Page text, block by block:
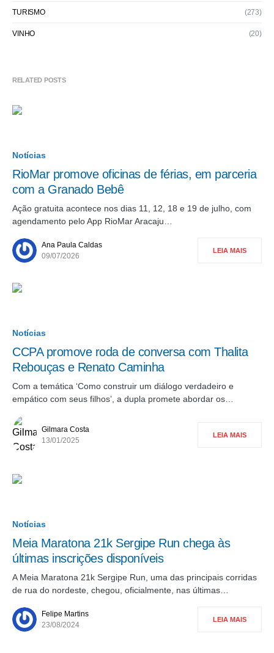
TURISMO (273)
VINHO (20)
RELATED POSTS
Notícias
RioMar promove oficinas de férias, em parceria
com a Granado Bebê
Ação gratuita acontece nos dias 11, 12, 18 e 19 de julho, com
agendamento pelo App RioMar Aracaju…
Ana Paula Caldas
09/07/2026
LEIA MAIS
Notícias
CCPA promove roda de conversa com Thalita
Rebouças e Renato Caminha
Com a temática ‘Como construir um diálogo verdadeiro e
empático com seus filhos’, a dupla promete abordar os…
Gilmara Costa
13/01/2025
LEIA MAIS
Notícias
Meia Maratona 21k Sergipe Run chega às
últimas inscrições disponíveis
A Meia Maratona 21k Sergipe Run, uma das principais corridas
de rua do nordeste, chegou, oficialmente, nas últimas…
Felipe Martins
23/08/2024
LEIA MAIS